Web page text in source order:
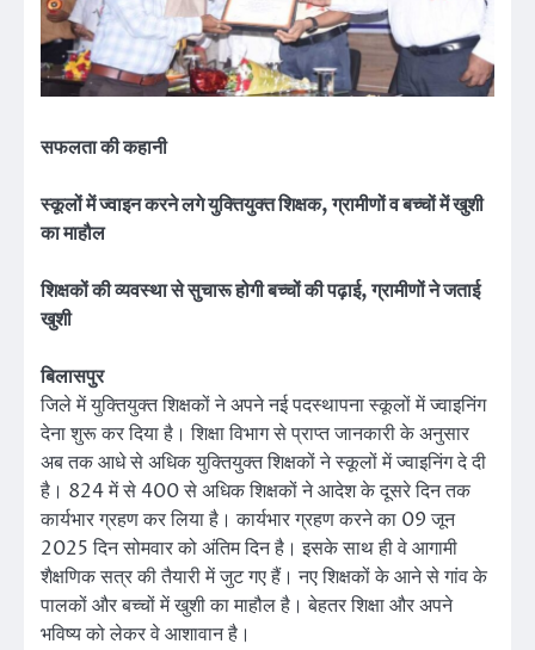
सफलता की कहानी
स्कूलों में ज्वाइन करने लगे युक्तियुक्त शिक्षक, ग्रामीणों व बच्चों में खुशी
का माहौल
शिक्षकों की व्यवस्था से सुचारू होगी बच्चों की पढ़ाई, ग्रामीणों ने जताई
खुशी
बिलासपुर
जिले में युक्तियुक्त शिक्षकों ने अपने नई पदस्थापना स्कूलों में ज्वाइनिंग
देना शुरू कर दिया है। शिक्षा विभाग से प्राप्त जानकारी के अनुसार
अब तक आधे से अधिक युक्तियुक्त शिक्षकों ने स्कूलों में ज्वाइनिंग दे दी
है। 824 में से 400 से अधिक शिक्षकों ने आदेश के दूसरे दिन तक
कार्यभार ग्रहण कर लिया है। कार्यभार ग्रहण करने का 09 जून
2025 दिन सोमवार को अंतिम दिन है। इसके साथ ही वे आगामी
शैक्षणिक सत्र की तैयारी में जुट गए हैं। नए शिक्षकों के आने से गांव के
पालकों और बच्चों में खुशी का माहौल है। बेहतर शिक्षा और अपने
भविष्य को लेकर वे आशावान है।